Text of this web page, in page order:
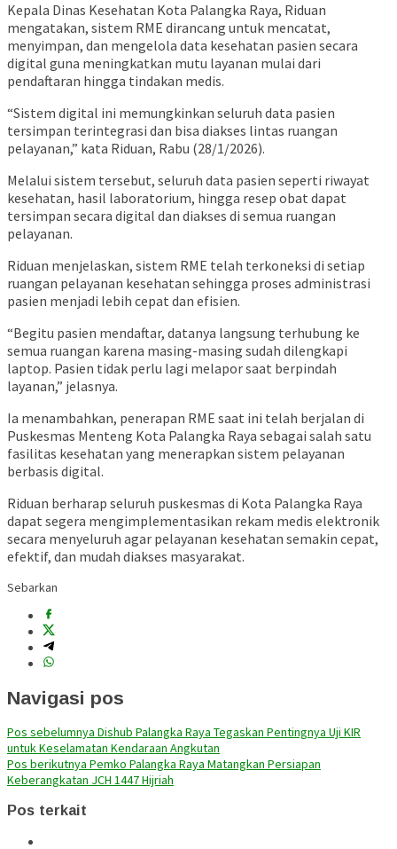
Kepala Dinas Kesehatan Kota Palangka Raya, Riduan
mengatakan, sistem RME dirancang untuk mencatat,
menyimpan, dan mengelola data kesehatan pasien secara
digital guna meningkatkan mutu layanan mulai dari
pendaftaran hingga tindakan medis.
“Sistem digital ini memungkinkan seluruh data pasien
tersimpan terintegrasi dan bisa diakses lintas ruangan
pelayanan,” kata Riduan, Rabu (28/1/2026).
Melalui sistem tersebut, seluruh data pasien seperti riwayat
kesehatan, hasil laboratorium, hingga resep obat dapat
tersimpan secara digital dan diakses di semua ruangan
pelayanan.
Riduan menjelaskan, sistem RME telah terkoneksi di setiap
ruangan pelayanan kesehatan sehingga proses administrasi
pasien menjadi lebih cepat dan efisien.
“Begitu pasien mendaftar, datanya langsung terhubung ke
semua ruangan karena masing-masing sudah dilengkapi
laptop. Pasien tidak perlu lagi melapor saat berpindah
layanan,” jelasnya.
Ia menambahkan, penerapan RME saat ini telah berjalan di
Puskesmas Menteng Kota Palangka Raya sebagai salah satu
fasilitas kesehatan yang menerapkan sistem pelayanan
berbasis digital.
Riduan berharap seluruh puskesmas di Kota Palangka Raya
dapat segera mengimplementasikan rekam medis elektronik
secara menyeluruh agar pelayanan kesehatan semakin cepat,
efektif, dan mudah diakses masyarakat.
Sebarkan
Navigasi pos
Pos sebelumnya Dishub Palangka Raya Tegaskan Pentingnya Uji KIR
untuk Keselamatan Kendaraan Angkutan
Pos berikutnya Pemko Palangka Raya Matangkan Persiapan
Keberangkatan JCH 1447 Hijriah
Pos terkait